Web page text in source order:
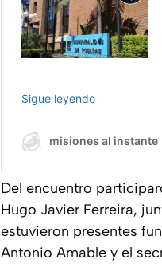
Del encuentro
Hugo Javier Ferreira,
estuvieron presentes
Antonio Amable y el